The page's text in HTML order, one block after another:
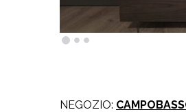
NEGOZIO: